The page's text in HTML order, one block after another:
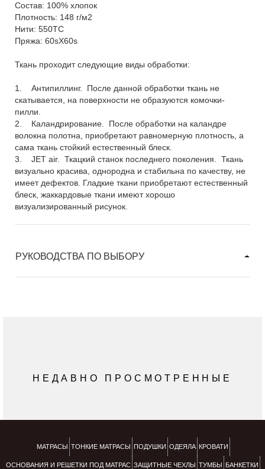
Состав: 100% хлопок
Плотность: 148 г/м2
Нити: 550ТС
Пряжа: 60sX60s
Ткань проходит следующие виды обработки:
1. Антипиллинг. После данной обработки ткань не
скатывается, на поверхности не образуются комочки-
пилли.
2. Каландрирование. После обработки на каландре
волокна полотна, приобретают равномерную плотность, а
сама ткань стойкий естественный блеск.
3. JET air. Ткацкий станок последнего поколения. Ткань
визуально красива, однородна и стабильна по качеству, не
имеет дефектов. Гладкие ткани приобретают естественный
блеск, жаккардовые ткани имеют хорошо
визуализированный рисунок.
РУКОВОДСТВА ПО ВЫБОРУ
НЕДАВНО ПРОСМОТРЕННЫЕ
МАТРАСЫ ТОНКИЕ МАТРАСЫ ПОДУШКИ ОДЕЯЛА КРОВАТИ
ОСНОВАНИЯ И РЕШЕТКИ ПОД МАТРАС ЗАЩИТНЫЕ ЧЕХЛЫ ТУМБЫ БАНКЕТКИ